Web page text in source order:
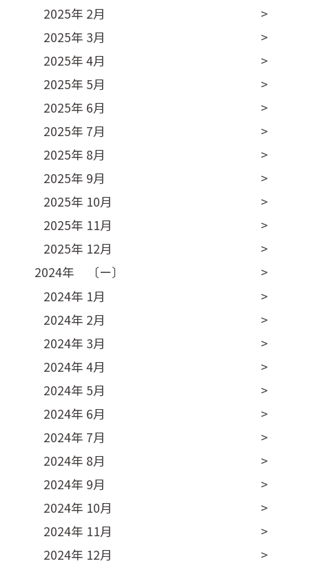
2025年 2月
2025年 3月
2025年 4月
2025年 5月
2025年 6月
2025年 7月
2025年 8月
2025年 9月
2025年 10月
2025年 11月
2025年 12月
2024年 〔ー〕
2024年 1月
2024年 2月
2024年 3月
2024年 4月
2024年 5月
2024年 6月
2024年 7月
2024年 8月
2024年 9月
2024年 10月
2024年 11月
2024年 12月